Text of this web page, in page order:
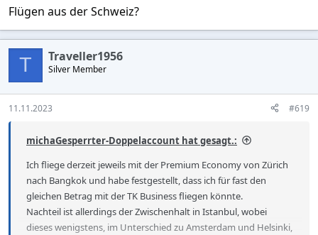
Flügen aus der Schweiz?
T Traveller1956
Silver Member
11.11.2023 #619
michaGesperrter-Doppelaccount hat gesagt.:
Ich fliege derzeit jeweils mit der Premium Economy von Zürich
nach Bangkok und habe festgestellt, dass ich für fast den
gleichen Betrag mit der TK Business fliegen könnte.
Nachteil ist allerdings der Zwischenhalt in Istanbul, wobei
dieses wenigstens, im Unterschied zu Amsterdam und Helsinki,